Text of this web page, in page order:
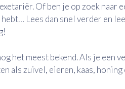
Of ben je op zoek naar
Lees dan snel verder en
het meest bekend. Als je een
als zuivel, eieren, kaas, honing